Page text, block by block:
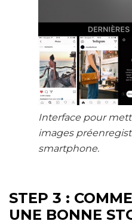
Interface pour
images
smartphone.
STEP 3 :
UNE BONNE